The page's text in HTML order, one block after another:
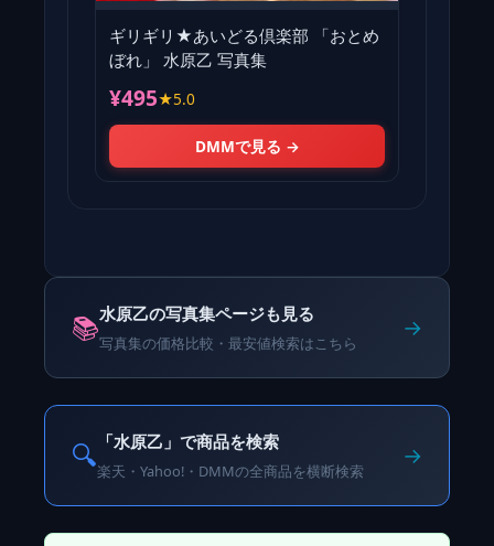
ギリギリ★あいどる倶楽部 「おとめ
ぼれ」 水原乙 写真集
¥495★5.0
DMMで見る →
📚水原乙の写真集ページも見る
写真集の価格比較・最安値検索はこちら
→
🔍 「水原乙」で商品を検索
楽天・Yahoo!・DMMの全商品を横断検索
→